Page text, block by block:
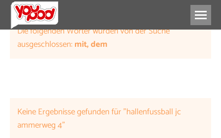
Die folgenden Wörter wurden von der Suche
ausgeschlossen:mit, dem
Keine Ergebnisse gefunden für "hallenfussball jc
ammerweg 4"